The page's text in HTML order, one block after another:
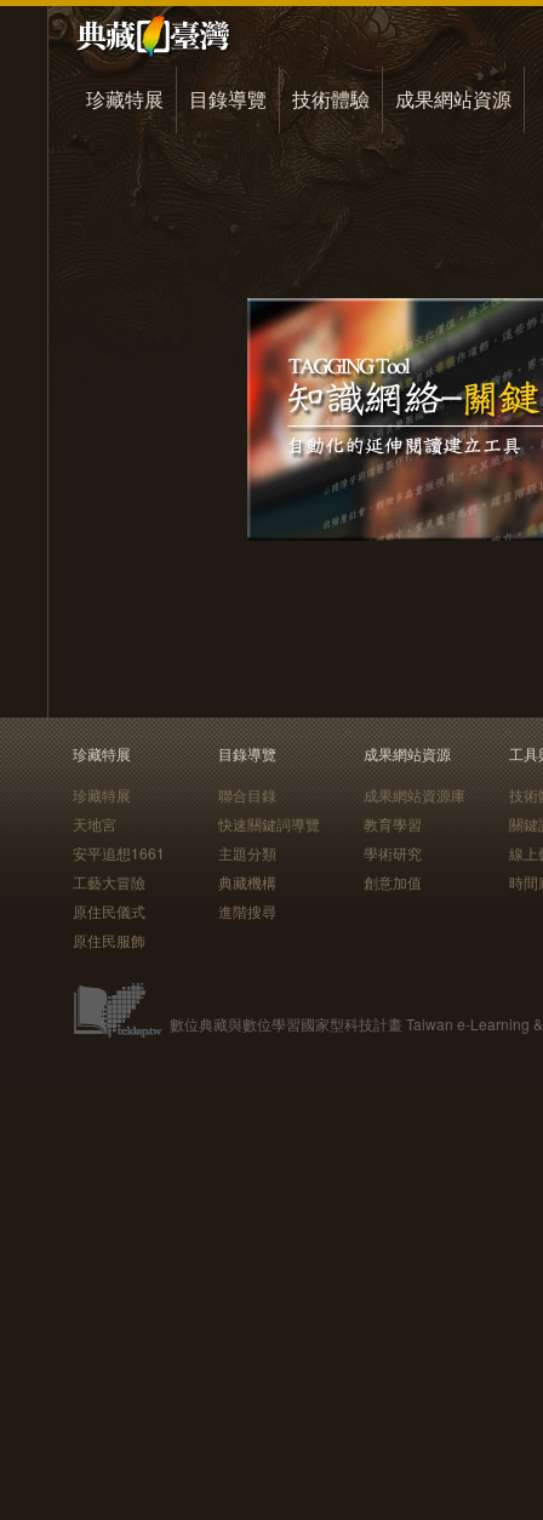
珍藏特展 目錄導覽 技術體驗 成果網站資源
珍藏特展
珍藏特展
天地宮
安平追想1661
工藝大冒險
原住民儀式
原住民服飾
目錄導覽
聯合目錄
快速關鍵詞導覽
主題分類
典藏機構
進階搜尋
成果網站資源
成果網站資源庫
教育學習
學術研究
創意加值
工具
技術
關鍵
線上
時間
數位典藏與數位學習國家型科技計畫 Taiwan e-Learning